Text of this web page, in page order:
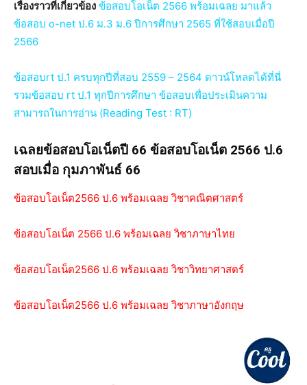
เรื่องราวที่เกี่ยวข้อง ข้อสอบโอเน็ต 2566 พร้อมเฉลย มาแล้ว
ข้อสอบ o-net ป.6 ม.3 ม.6 ปีการศึกษา 2565 ที่ใช้สอบเมื่อปี
2566
ข้อสอบrt ป.1 ครบทุกปีที่สอบ 2559 – 2564 ดาวน์โหลดได้ที่นี่
รวมข้อสอบ rt ป.1 ทุกปีการศึกษา ข้อสอบเพื่อประเมินความ
สามารถในการอ่าน (Reading Test : RT)
เฉลยข้อสอบโอเน็ตปี 66 ข้อสอบโอเน็ต 2566 ป.6
สอบเมื่อ กุมภาพันธ์ 66
ข้อสอบโอเน็ต2566 ป.6 พร้อมเฉลย วิชาคณิตศาสตร์
ข้อสอบโอเน็ต 2566 ป.6 พร้อมเฉลย วิชาภาษาไทย
ข้อสอบโอเน็ต2566 ป.6 พร้อมเฉลย วิชาวิทยาศาสตร์
ข้อสอบโอเน็ต2566 ป.6 พร้อมเฉลย วิชาภาษาอังกฤษ